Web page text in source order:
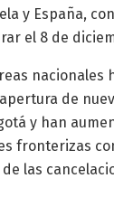
y España,
el 8 de
nacionales
de
y han
fronterizas
las